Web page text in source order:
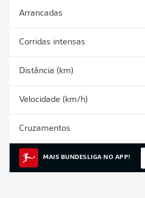
Arrancadas
Corridas intensas
Distância (km)
Velocidade (km/h)
Cruzamentos
MAIS BUNDESLIGA NO APP!